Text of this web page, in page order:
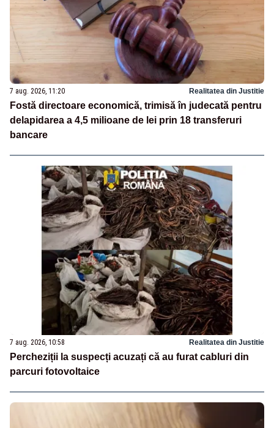
7 aug. 2026, 11:20 Realitatea din Justitie
Fostă directoare economică, trimisă în judecată pentru
delapidarea a 4,5 milioane de lei prin 18 transferuri
bancare
7 aug. 2026, 10:58 Realitatea din Justitie
Percheziții la suspecți acuzați că au furat cabluri din
parcuri fotovoltaice